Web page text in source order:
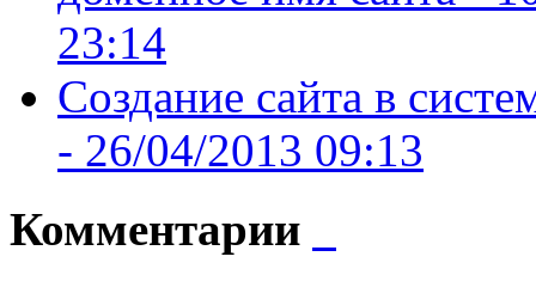
23:14
Создание сайта в
- 26/04/2013 09:13
Комментарии